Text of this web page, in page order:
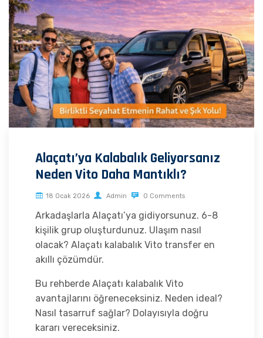
Alaçatı’ya Kalabalık Geliyorsanız
Neden Vito Daha Mantıklı?
18 Ocak 2026 Admin 0 Comments
Arkadaşlarla Alaçatı’ya gidiyorsunuz. 6-8
kişilik grup oluşturdunuz. Ulaşım nasıl
olacak? Alaçatı kalabalık Vito transfer en
akıllı çözümdür.
Bu rehberde Alaçatı kalabalık Vito
avantajlarını öğreneceksiniz. Neden ideal?
Nasıl tasarruf sağlar? Dolayısıyla doğru
kararı vereceksiniz.